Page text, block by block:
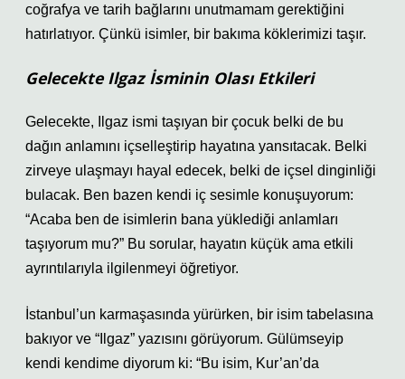
coğrafya ve tarih bağlarını unutmamam gerektiğini
hatırlatıyor. Çünkü isimler, bir bakıma köklerimizi taşır.
Gelecekte Ilgaz İsminin Olası Etkileri
Gelecekte, Ilgaz ismi taşıyan bir çocuk belki de bu
dağın anlamını içselleştirip hayatına yansıtacak. Belki
zirveye ulaşmayı hayal edecek, belki de içsel dinginliği
bulacak. Ben bazen kendi iç sesimle konuşuyorum:
“Acaba ben de isimlerin bana yüklediği anlamları
taşıyorum mu?” Bu sorular, hayatın küçük ama etkili
ayrıntılarıyla ilgilenmeyi öğretiyor.
İstanbul’un karmaşasında yürürken, bir isim tabelasına
bakıyor ve “Ilgaz” yazısını görüyorum. Gülümseyip
kendi kendime diyorum ki: “Bu isim, Kur’an’da